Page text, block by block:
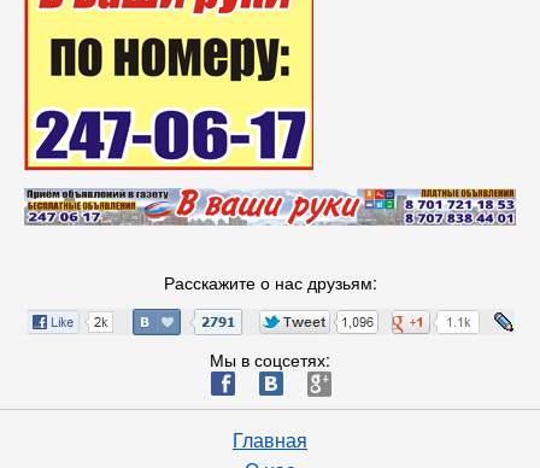
Расскажите о нас друзьям:
Мы в соцсетях:
ä æ è
Главная